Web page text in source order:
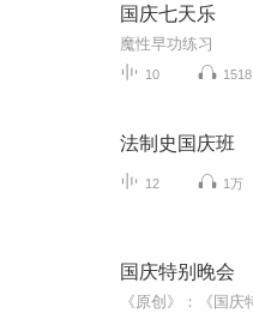
国庆七天乐
魔性早功练习
10 1518
法制史国庆班
12 1万
国庆特别晚会